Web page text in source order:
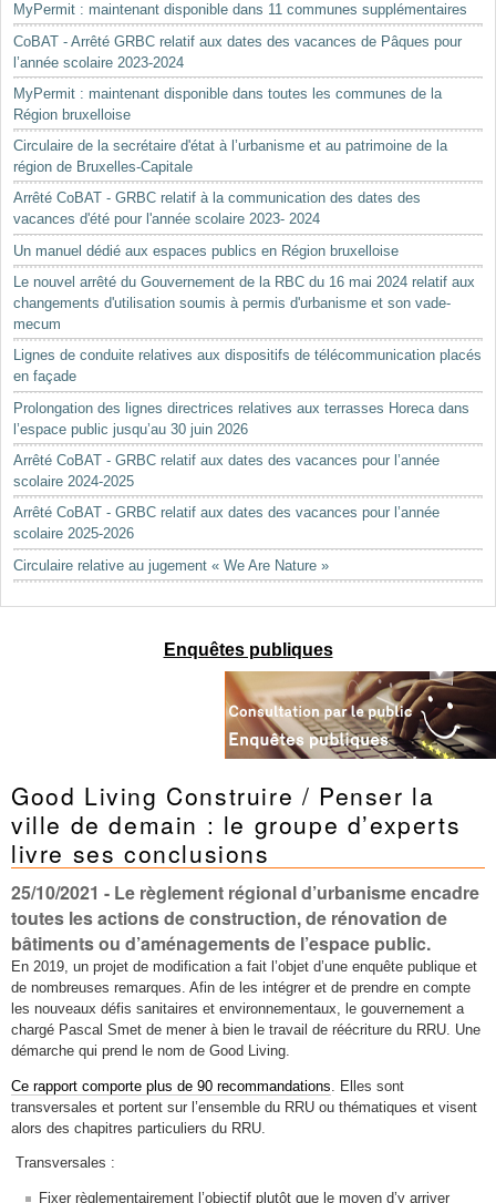
MyPermit : maintenant disponible dans 11 communes supplémentaires
CoBAT - Arrêté GRBC relatif aux dates des vacances de Pâques pour
l’année scolaire 2023-2024
MyPermit : maintenant disponible dans toutes les communes de la
Région bruxelloise
Circulaire de la secrétaire d'état à l’urbanisme et au patrimoine de la
région de Bruxelles-Capitale
Arrêté CoBAT - GRBC relatif à la communication des dates des
vacances d'été pour l'année scolaire 2023- 2024
Un manuel dédié aux espaces publics en Région bruxelloise
Le nouvel arrêté du Gouvernement de la RBC du 16 mai 2024 relatif aux
changements d'utilisation soumis à permis d'urbanisme et son vade-
mecum
Lignes de conduite relatives aux dispositifs de télécommunication placés
en façade
Prolongation des lignes directrices relatives aux terrasses Horeca dans
l’espace public jusqu’au 30 juin 2026
Arrêté CoBAT - GRBC relatif aux dates des vacances pour l’année
scolaire 2024-2025
Arrêté CoBAT - GRBC relatif aux dates des vacances pour l’année
scolaire 2025-2026
Circulaire relative au jugement « We Are Nature »
Enquêtes publiques
Good Living Construire / Penser la
ville de demain : le groupe d’experts
livre ses conclusions
25/10/2021 - Le règlement régional d’urbanisme encadre
toutes les actions de construction, de rénovation de
bâtiments ou d’aménagements de l’espace public.
En 2019, un projet de modification a fait l’objet d’une enquête publique et
de nombreuses remarques. Afin de les intégrer et de prendre en compte
les nouveaux défis sanitaires et environnementaux, le gouvernement a
chargé Pascal Smet de mener à bien le travail de réécriture du RRU. Une
démarche qui prend le nom de Good Living.
Ce rapport comporte plus de 90 recommandations . Elles sont
transversales et portent sur l’ensemble du RRU ou thématiques et visent
alors des chapitres particuliers du RRU.
Transversales :
Fixer règlementairement l’objectif plutôt que le moyen d’y arriver